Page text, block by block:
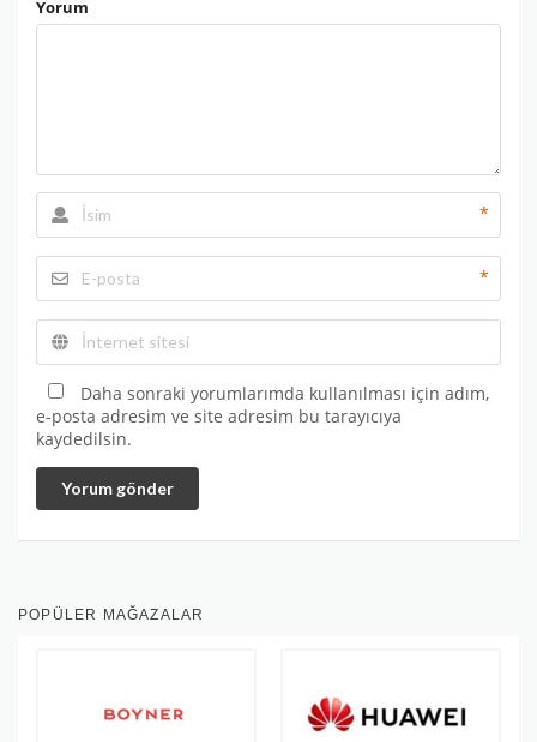
Yorum
*
*
Daha sonraki yorumlarımda kullanılması için adım,
e-posta adresim ve site adresim bu tarayıcıya
kaydedilsin.
Yorum gönder
POPÜLER MAĞAZALAR